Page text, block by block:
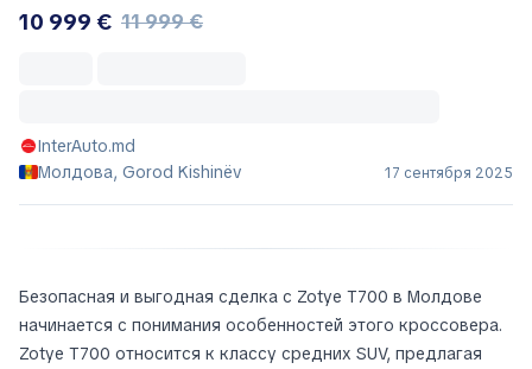
10 999 € 11 999 €
InterAuto.md
Молдова, Gorod Kishinëv
17 сентября 2025
Безопасная и выгодная сделка с Zotye T700 в Молдове
начинается с понимания особенностей этого кроссовера.
Zotye T700 относится к классу средних SUV, предлагая